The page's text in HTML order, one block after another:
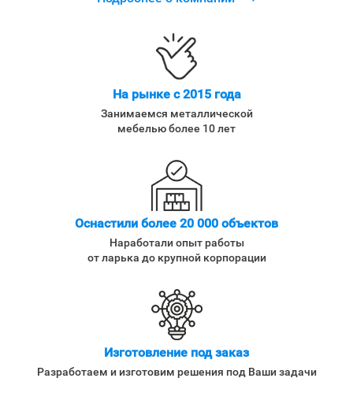
На рынке с 2015 года
Занимаемся металлической
мебелью более 10 лет
Оснастили более 20 000 объектов
Наработали опыт работы
от ларька до крупной корпорации
Изготовление под заказ
Разработаем и изготовим решения под Ваши задачи